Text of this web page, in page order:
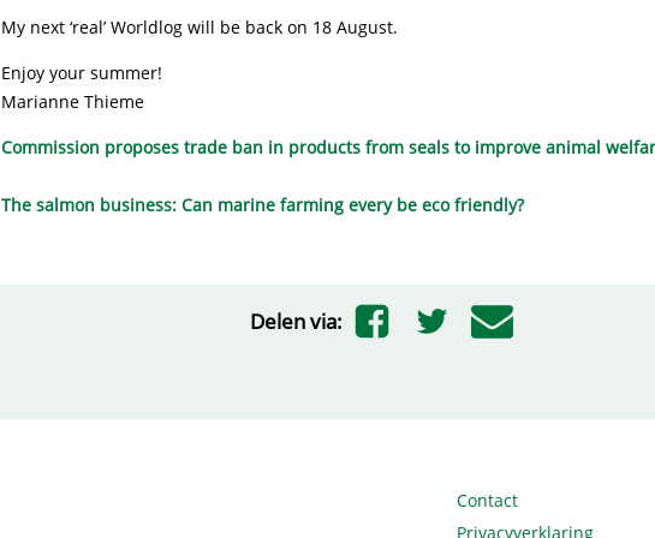
My next ‘real’ Worldlog will be back on 18 August.
Enjoy your summer!
Marianne Thieme
Commission proposes trade ban in products from seals to improve animal
The salmon business: Can marine farming every be eco friendly?
Delen via:
Contact
Privacyverklaring